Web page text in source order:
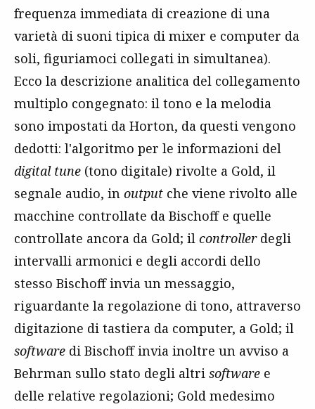
frequenza immediata di creazione di una
varietà di suoni tipica di mixer e computer da
soli, figuriamoci collegati in simultanea).
Ecco la descrizione analitica del collegamento
multiplo congegnato: il tono e la melodia
sono impostati da Horton, da questi vengono
dedotti: l'algoritmo per le informazioni del
digital tune (tono digitale) rivolte a Gold, il
segnale audio, in output che viene rivolto alle
macchine controllate da Bischoff e quelle
controllate ancora da Gold; il controllerdegli
intervalli armonici e degli accordi dello
stesso Bischoff invia un messaggio,
riguardante la regolazione di tono, attraverso
digitazione di tastiera da computer, a Gold; il
software di Bischoff invia inoltre un avviso a
Behrman sullo stato degli altri software e
delle relative regolazioni; Gold medesimo